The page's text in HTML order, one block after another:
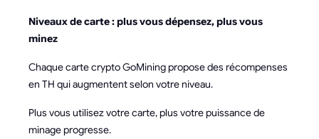
Niveaux de carte : plus vous dépensez, plus vous
minez
Chaque carte crypto GoMining propose des récompenses
en TH qui augmentent selon votre niveau.
Plus vous utilisez votre carte, plus votre puissance de
minage progresse.